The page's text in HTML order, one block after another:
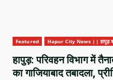
Featured Hapur City News || हापुड़
हापुड़: परिवहन विभाग में
का गाजियाबाद तबादला,